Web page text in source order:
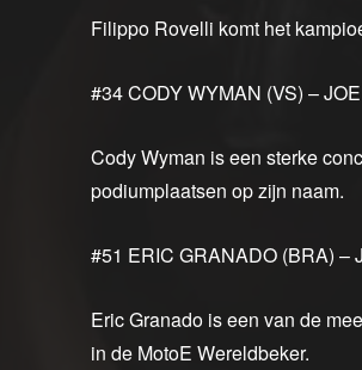
Filippo Rovelli komt het
#34 CODY WYMAN (VS) –
Cody Wyman is een sterke
podiumplaatsen op zijn naam.
#51 ERIC GRANADO (BRA) –
Eric Granado is een van de
in de MotoE Wereldbeker.